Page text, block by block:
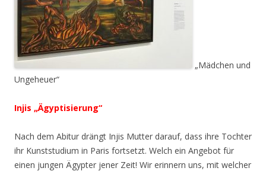
„Mädchen und
Ungeheuer“
Injis „Ägyptisierung“
Nach dem Abitur drängt Injis Mutter darauf, dass ihre Tochter
ihr Kunststudium in Paris fortsetzt. Welch ein Angebot für
einen jungen Ägypter jener Zeit! Wir erinnern uns, mit welcher